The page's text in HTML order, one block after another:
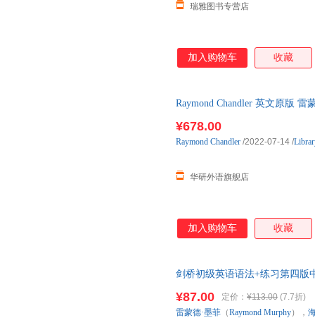
瑞雅图书专营店
加入购物车 收藏
Raymond Chandler 英文原版
¥678.00
华研外语旗舰店
Raymond Chandler /2022-07-14 /
加入购物车 收藏
剑桥初级英语语法+练习第四版
列全新升级。语法学习+丰富练
¥87.00 定价： ¥113.00 (7.7折)
雷蒙德·墨菲 （Raymond Murphy），